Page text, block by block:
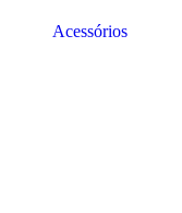
Acessórios